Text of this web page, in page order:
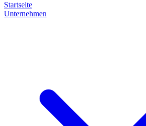
Startseite
Unternehmen